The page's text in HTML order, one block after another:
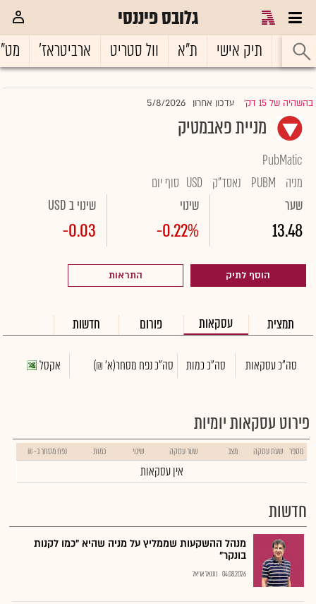
גלובס פיננסי
ראשי תיק אישי ת"א וול סטריט ארביטראז'
בהשהיה של 15 דק' |עדכון אחרון 5/8/2026
מניית פאבמטיק
PubMatic
מניה
PUBM נאסד"ק USD סוף יום
שער
13.48
שינוי
-0.22%
שינוי ב USD
-0.03
הוסף לתיק התראות
תמצית עסקאות פורום חדשות
סה"כ עסקאות סה"כ כמות סה"כ נפח מסחר(א' ₪) אקסל
פירוט עסקאות יומיות
מספר שעת עסקה מצב שער עסקה שינוי כמות נפח מסחר ב- ₪
אין עסקאות
חדשות
מנהל ההשקעות שממליץ על מניה שהיא "כמו לקנות
בונקר"
04.08.2026 נתנאל אריאל